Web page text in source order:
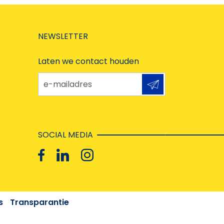
NEWSLETTER
Laten we contact houden
e-mailadres
SOCIAL MEDIA
Transparantie